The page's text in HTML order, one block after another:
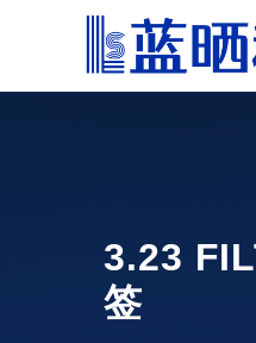
3.23
签